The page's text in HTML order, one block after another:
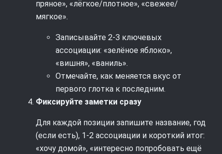
пряное», «лёгкое/плотное», «свежее/
мягкое».
Записывайте 2-3 ключевых
ассоциации: «зелёное яблоко»,
«вишня», «ваниль».
Отмечайте, как меняется вкус от
первого глотка к последним.
Фиксируйте заметки сразу
Для каждой позиции запишите название, год
(если есть), 1-2 ассоциации и короткий итог:
«хочу домой», «интересно попробовать ещё